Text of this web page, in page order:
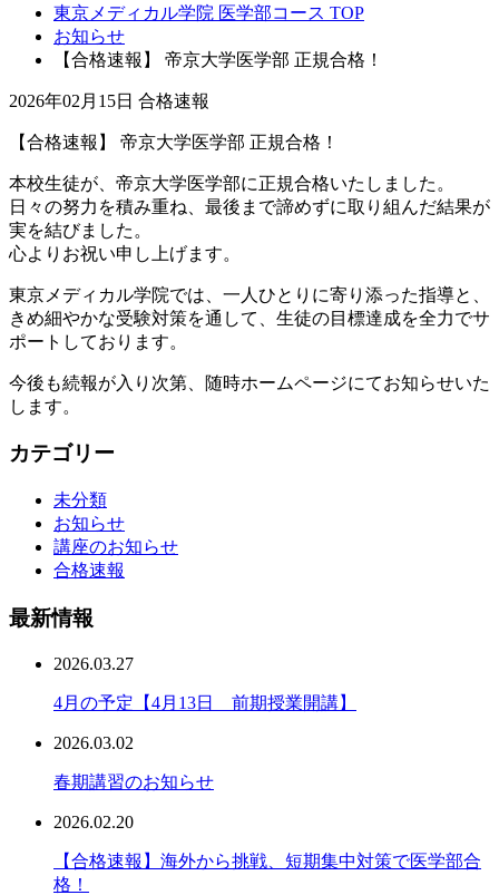
東京メディカル学院 医学部コース TOP
お知らせ
【合格速報】 帝京大学医学部 正規合格！
2026年02月15日 合格速報
【合格速報】 帝京大学医学部 正規合格！
本校生徒が、帝京大学医学部に正規合格いたしました。
日々の努力を積み重ね、最後まで諦めずに取り組んだ結果が
実を結びました。
心よりお祝い申し上げます。
東京メディカル学院では、一人ひとりに寄り添った指導と、
きめ細やかな受験対策を通して、生徒の目標達成を全力でサ
ポートしております。
今後も続報が入り次第、随時ホームページにてお知らせいた
します。
カテゴリー
未分類
お知らせ
講座のお知らせ
合格速報
最新情報
2026.03.27
4月の予定【4月13日 前期授業開講】
2026.03.02
春期講習のお知らせ
2026.02.20
【合格速報】海外から挑戦、短期集中対策で医学部合
格！